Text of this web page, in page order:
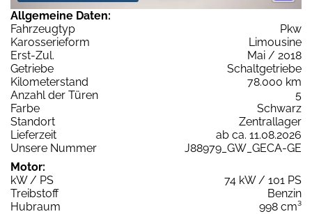
Allgemeine Daten:
Fahrzeugtyp
Pkw
Karosserieform
Limousine
Erst-Zul.
Mai / 2018
Getriebe
Schaltgetriebe
Kilometerstand
78.000 km
Anzahl der Türen
5
Farbe
Schwarz
Standort
Zentrallager
Lieferzeit
ab ca. 11.08.2026
Unsere Nummer
J88979_GW_GECA-GE
Motor:
kW / PS
74 kW / 101 PS
Treibstoff
Benzin
Hubraum
998 cm³